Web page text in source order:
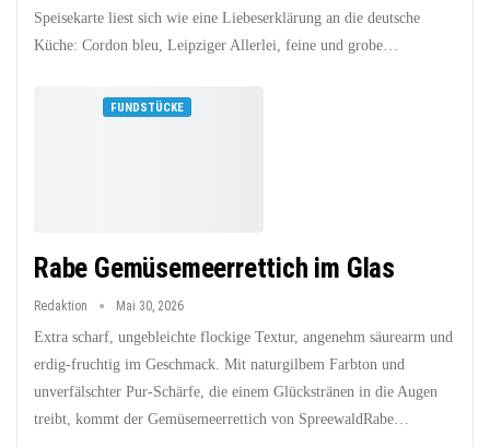
Speisekarte liest sich wie eine Liebeserklärung an die deutsche
Küche: Cordon bleu, Leipziger Allerlei, feine und grobe…
FUNDSTÜCKE
Rabe Gemüsemeerrettich im Glas
Redaktion Mai 30, 2026
Extra scharf, ungebleichte flockige Textur, angenehm säurearm und
erdig-fruchtig im Geschmack. Mit naturgilbem Farbton und
unverfälschter Pur-Schärfe, die einem Glückstränen in die Augen
treibt, kommt der Gemüsemeerrettich von SpreewaldRabe…